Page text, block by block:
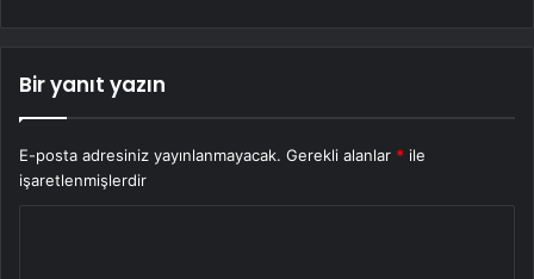
Bir yanıt yazın
E-posta adresiniz yayınlanmayacak. Gerekli alanlar * ile
işaretlenmişlerdir